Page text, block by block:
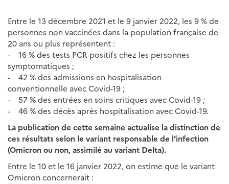
Entre le 13 décembre 2021 et le 9 janvier 2022, les 9 % de
personnes non vaccinées dans la population française de
20 ans ou plus représentent :
- 16 % des tests PCR positifs chez les personnes
symptomatiques ;
- 42 % des admissions en hospitalisation
conventionnelle avec Covid-19 ;
- 57 % des entrées en soins critiques avec Covid-19 ;
- 46 % des décès après hospitalisation avec Covid-19.
La publication de cette semaine actualise la distinction de
ces résultats selon le variant responsable de l’infection
(Omicron ou non, assimilé au variant Delta).
Entre le 10 et le 16 janvier 2022, on estime que le variant
Omicron concernerait :